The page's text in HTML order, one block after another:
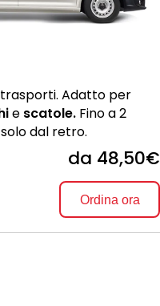
trasporti. Adatto per
e scatole. Fino a 2
dal retro.
da 48,50€
Ordina ora